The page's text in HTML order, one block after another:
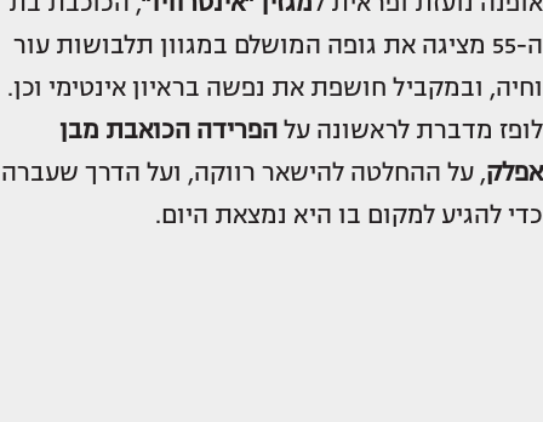
ה-55 מציגה את גופה המושלם במגוון תלבושות עור
וחיה, ובמקביל חושפת את נפשה בראיון אינטימי וכן.
לופז מדברת לראשונה על הפרידה הכואבת מבן
אפלק, על ההחלטה להישאר רווקה, ועל הדרך שעברה
כדי להגיע למקום בו היא נמצאת היום.